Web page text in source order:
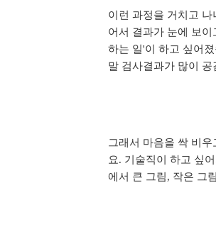
이런 과정을 거치고 나
어서 결과가 눈에 보이
하는 일'이 하고 싶어
말 검사결과가 많이 공
그래서 마음을 싹 비
요. 기술직이 하고 싶
에서 큰 그림, 작은 그